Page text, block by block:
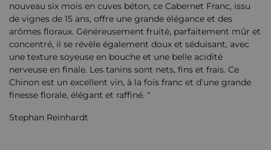
nouveau six mois en cuves béton, ce Cabernet Franc, issu
de vignes de 15 ans, offre une grande élégance et des
arômes floraux. Généreusement fruité, parfaitement mûr et
concentré, il se révèle également doux et séduisant, avec
une texture soyeuse en bouche et une belle acidité
nerveuse en finale. Les tanins sont nets, fins et frais. Ce
Chinon est un excellent vin, à la fois franc et d’une grande
finesse florale, élégant et raffiné. "
Stephan Reinhardt